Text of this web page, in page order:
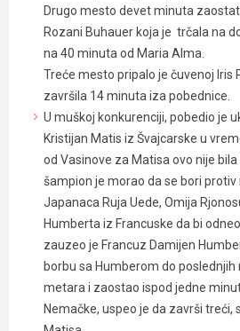
Drugo mesto devet minuta
Rozani Buhauer koja je trčala na
na 40 minuta od Maria Alma.
Treće mesto pripalo je čuvenoj Iris
završila 14 minuta iza pobednice.
U muškoj konkurenciji, pobedio je
Kristijan Matis iz Švajcarske u
od Vasinove za Matisa ovo nije
šampion je morao da se bori protiv
Japanaca Ruja Uede, Omija
Humberta iz Francuske da bi
zauzeo je Francuz Damijen
borbu sa Humberom do poslednjih
metara i zaostao ispod jedne
Nemačke, uspeo je da završi